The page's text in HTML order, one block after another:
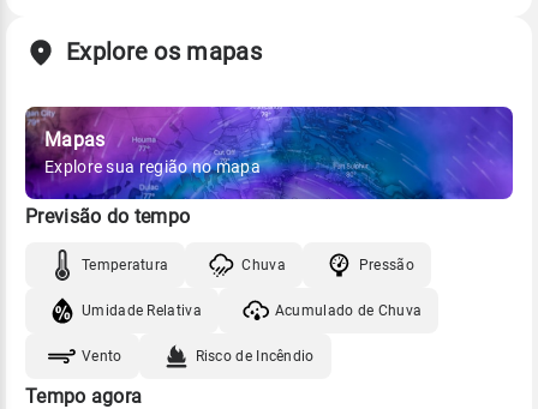
Explore os mapas
Mapas
Explore sua região no mapa
Previsão do tempo
Temperatura Chuva Pressão
Umidade Relativa Acumulado de Chuva
Vento Risco de Incêndio
Tempo agora